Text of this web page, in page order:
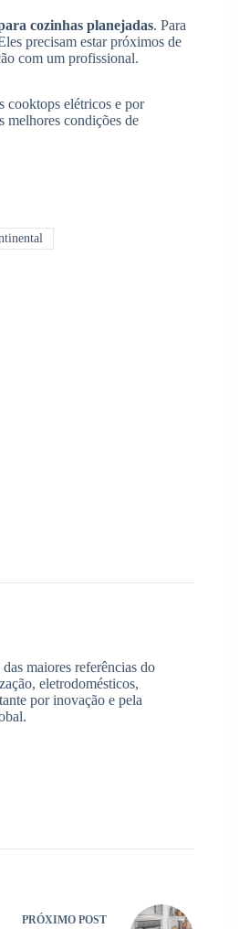
cozinhas planejadas. Para
precisam estar próximos de
com um profissional.
cooktops elétricos e por
melhores condições de
maiores referências do
eletrodomésticos,
por inovação e pela
PRÓXIMO POST